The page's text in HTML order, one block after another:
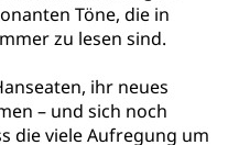
Töne, die in
zu lesen sind.
ihr neues
– und sich noch
die viele Aufregung um